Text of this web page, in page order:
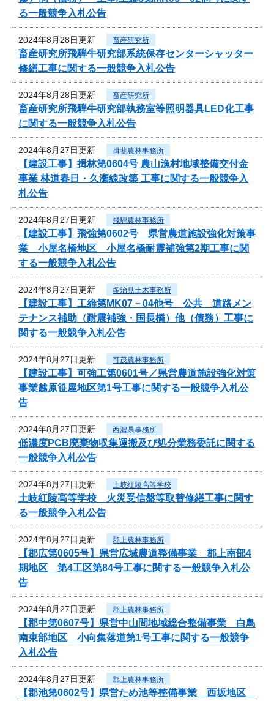
る一般競争入札公告
2024年8月28日更新 畜産研究所
畜産研究所飛騨牛研究部系統保存センターシャッター
修繕工事に関する一般競争入札公告
2024年8月28日更新 畜産研究所
畜産研究所飛騨牛研究部執務室等照明器具LED化工事
に関する一般競争入札公告
2024年8月27日更新 揖斐農林事務所
【建設工事】揖林第0604号 農山漁村地域整備交付金
事業 林道春日・久瀬線改築 工事に関する一般競争入
札公告
2024年8月27日更新 飛騨農林事務所
【建設工事】飛強第0602号 県営農道施設強化対策事
業 小屋名橋地区 小屋名橋耐震補強第2期工事に関
する一般競争入札公告
2024年8月27日更新 多治見土木事務所
【建設工事】工維第MK07－04他号 公共 道路メン
テナンス補助（耐震補強・国長橋）他（債務）工事に
関する一般競争入札公告
2024年8月27日更新 可茂農林事務所
【建設工事】可強工第0601号／県営農道施設強化対策
事業越原笹屋地区第1号工事に関する一般競争入札公
告
2024年8月27日更新 西濃県事務所
低濃度PCB廃棄物収集運搬及び処分業務委託に関する
一般競争入札公告
2024年8月27日更新 土岐紅陵高等学校
土岐紅陵高等学校 火災受信盤等取替修繕工事に関す
る一般競争入札公告
2024年8月27日更新 郡上農林事務所
【郡広第0605号】県営広域農道整備事業 郡上南部4
期地区 第4工区第84号工事に関する一般競争入札公
告
2024年8月27日更新 郡上農林事務所
【郡中第0607号】県営中山間地域総合整備事業 白鳥
南東部地区 小向集落道第1号工事に関する一般競争
入札公告
2024年8月27日更新 郡上農林事務所
【郡池第0602号】県営ため池等整備事業 西坂地区